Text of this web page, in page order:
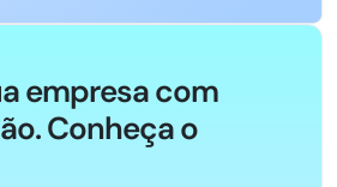
empresa com
Conheça o